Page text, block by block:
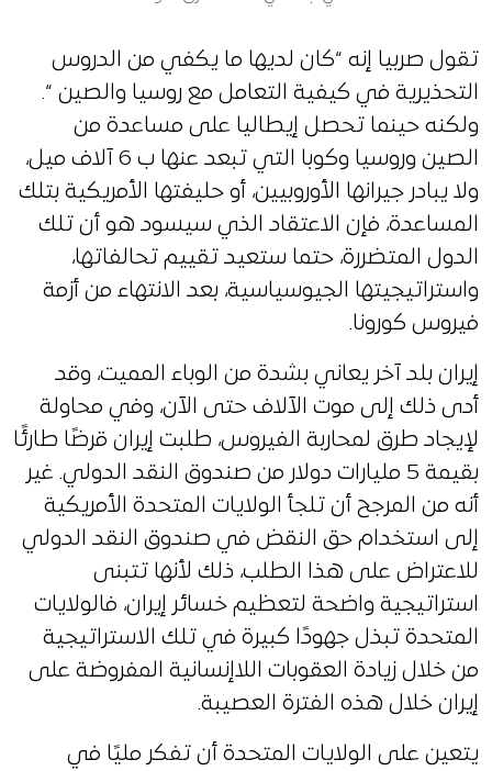
تقول صربيا إنه “كان لديها ما يكفي من الدروس
التحذيرية في كيفية التعامل مع روسيا والصين “.
ولكنه حينما تحصل إيطاليا على مساعدة من
الصين وروسيا وكوبا التي تبعد عنها ب 6 آلاف ميل،
ولا يبادر جيرانها الأوروبيين، أو حليفتها الأمريكية بتلك
المساعدة، فإن الاعتقاد الذي سيسود هو أن تلك
الدول المتضررة، حتما ستعيد تقييم تحالفاتها،
واستراتيجيتها الجيوسياسية، بعد الانتهاء من أزمة
فيروس كورونا.
إيران بلد آخر يعاني بشدة من الوباء المميت، وقد
أدى ذلك إلى موت الآلاف حتى الآن، وفي محاولة
لإيجاد طرق لمحاربة الفيروس، طلبت إيران قرضًا طارئًا
بقيمة 5 مليارات دولار من صندوق النقد الدولي. غير
أنه من المرجح أن تلجأ الولايات المتحدة الأمريكية
إلى استخدام حق النقض في صندوق النقد الدولي
للاعتراض على هذا الطلب، ذلك لأنها تتبنى
استراتيجية واضحة لتعظيم خسائر إيران، فالولايات
المتحدة تبذل جهودًا كبيرة في تلك الاستراتيجية
من خلال زيادة العقوبات اللاإنسانية المفروضة على
إيران خلال هذه الفترة العصيبة.
يتعين على الولايات المتحدة أن تفكر مليًا في